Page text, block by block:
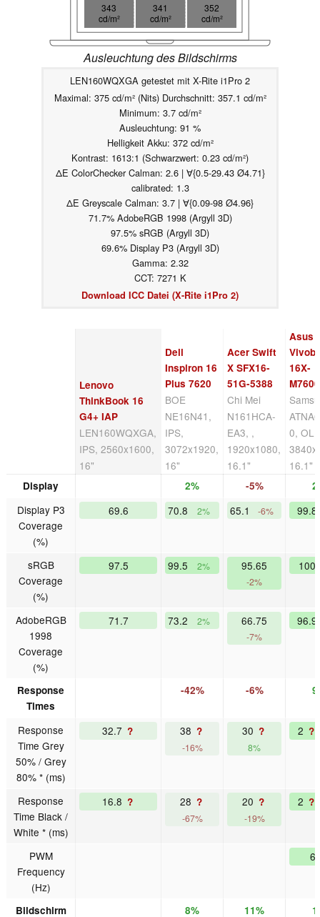
343
cd/m²
341
cd/m²
352
cd/m²
Ausleuchtung des Bildschirms
LEN160WQXGA getestet mit X-Rite i1Pro 2
Maximal: 375 cd/m² (Nits) Durchschnitt: 357.1 cd/m²
Minimum: 3.7 cd/m²
Ausleuchtung: 91 %
Helligkeit Akku: 372 cd/m²
Kontrast: 1613:1 (Schwarzwert: 0.23 cd/m²)
ΔE ColorChecker Calman: 2.6 | ∀{0.5-29.43 Ø4.71}
calibrated: 1.3
ΔE Greyscale Calman: 3.7 | ∀{0.09-98 Ø4.96}
71.7% AdobeRGB 1998 (Argyll 3D)
97.5% sRGB (Argyll 3D)
69.6% Display P3 (Argyll 3D)
Gamma: 2.32
CCT: 7271 K
Download ICC Datei (X-Rite i1Pro 2)
Lenovo
ThinkBook 16
G4+ IAP
LEN160WQXGA,
IPS, 2560x1600,
16"
Dell
Inspiron 16
Plus 7620
BOE
NE16N41,
IPS,
3072x1920,
16"
Acer Swift
X SFX16-
51G-5388
Chi Mei
N161HCA-
EA3, ,
1920x1080,
16.1"
Asus
16X-
0,
16.1"
Display 2% -5%
Display P3
Coverage
(%)
69.6 70.8 2% 65.1 -6% 99.8
sRGB
Coverage
(%)
97.5 99.5 2% 95.65
-2%
100
AdobeRGB
1998
Coverage
(%)
71.7 73.2 2% 66.75
-7%
96.9
Response
Times
-42% -6%
Response
Time Grey
50% / Grey
80% * (ms)
32.7 ? 38 ?
-16%
30 ?
8%
2 ?
Response
Time Black /
White * (ms)
16.8 ? 28 ?
-67%
20 ?
-19%
2 ?
PWM
Frequency
(Hz)
Bildschirm 8% 11%